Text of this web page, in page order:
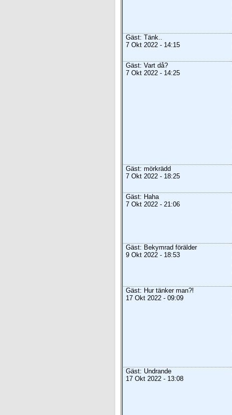
Gäst: Tänk..
7 Okt 2022 - 14:15
Gäst: Vart då?
7 Okt 2022 - 14:25
Gäst: mörkrädd
7 Okt 2022 - 18:25
Gäst: Haha
7 Okt 2022 - 21:06
Gäst: Bekymrad förälder
9 Okt 2022 - 18:53
Gäst: Hur tänker man?!
17 Okt 2022 - 09:09
Gäst: Undrande
17 Okt 2022 - 13:08